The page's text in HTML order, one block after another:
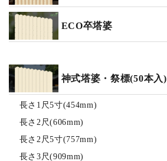
ECO卒塔婆
神式塔婆・祭標(50本入)
長さ1尺5寸(454mm)
長さ2尺(606mm)
長さ2尺5寸(757mm)
長さ3尺(909mm)